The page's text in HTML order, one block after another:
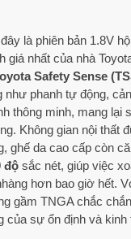
là phiên bản 1.8V
giá nhất của nhà
Safety Sense
như phanh tự động,
thông minh, mang lại
Không gian nội thất
ghế da cao cấp còn
độ sắc nét, giúp việc
hơn bao giờ hết.
gầm TNGA chắc
của sự ổn định và kinh